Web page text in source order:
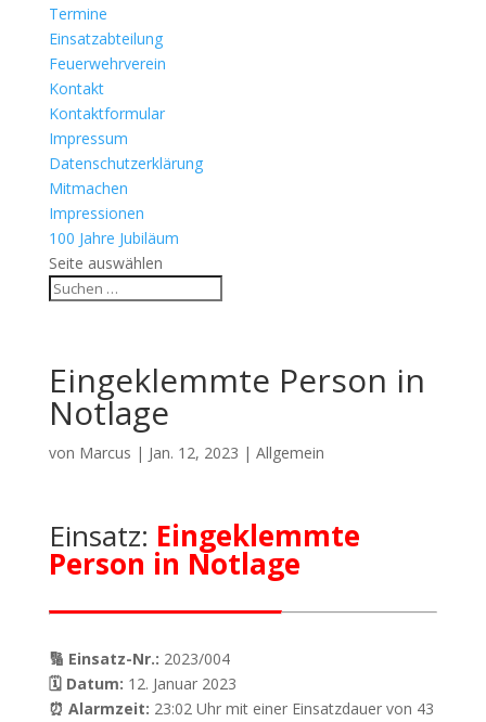
Termine
Einsatzabteilung
Feuerwehrverein
Kontakt
Kontaktformular
Impressum
Datenschutzerklärung
Mitmachen
Impressionen
100 Jahre Jubiläum
Seite auswählen
Eingeklemmte Person in
Notlage
von Marcus | Jan. 12, 2023 | Allgemein
Einsatz: Eingeklemmte
Person in Notlage
🔢 Einsatz-Nr.: 2023/004
🗓 Datum: 12. Januar 2023
⏰ Alarmzeit: 23:02 Uhr mit einer Einsatzdauer von 43